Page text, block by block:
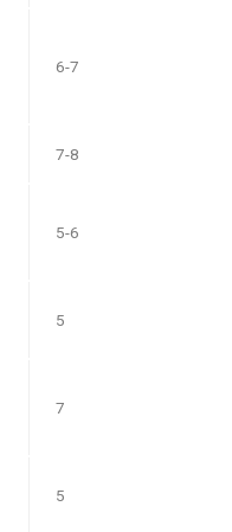
6-7
7-8
5-6
5
7
5